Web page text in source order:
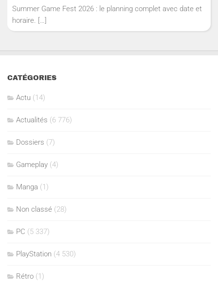
Summer Game Fest 2026 : le planning complet avec date et
horaire. […]
CATÉGORIES
Actu (14)
Actualités (6 776)
Dossiers (7)
Gameplay (4)
Manga (1)
Non classé (28)
PC (5 337)
PlayStation (4 530)
Rétro (1)